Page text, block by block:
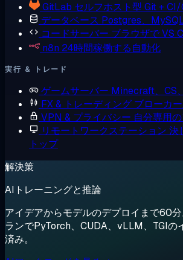
GitLab セルフホスト型 Git + CI/
データベース Postgres、
コードサーバー ブラウザで VS
n8n 24時間稼働する自動化
実行 & トレード
ゲームサーバー Minecraft、CS
FX & トレーディング ブローカ
VPN & プライバシー 自分専用
リモートワークステーション 決
トップ
解決策
AIトレーニングと推論
アイデアからモデルのデプロイまで60
ランでPyTorch、CUDA、vLLM、TGIの
済み。